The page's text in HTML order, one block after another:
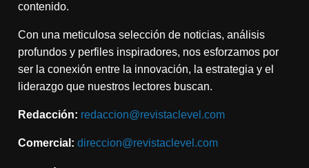
contenido.
Con una meticulosa selección de noticias, análisis
profundos y perfiles inspiradores, nos esforzamos por
ser la conexión entre la innovación, la estrategia y el
liderazgo que nuestros lectores buscan.
Redacción: redaccion@revistaclevel.com
Comercial: direccion@revistaclevel.com